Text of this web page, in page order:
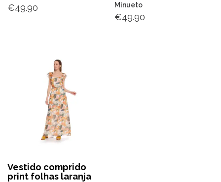
€49.90 Minueto
€49.90
Vestido comprido
print folhas laranja